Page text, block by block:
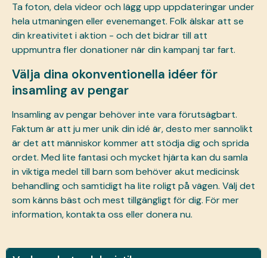
Ta foton, dela videor och lägg upp uppdateringar under
hela utmaningen eller evenemanget. Folk älskar att se
din kreativitet i aktion - och det bidrar till att
uppmuntra fler donationer när din kampanj tar fart.
Välja dina okonventionella idéer för
insamling av pengar
Insamling av pengar behöver inte vara förutsägbart.
Faktum är att ju mer unik din idé är, desto mer sannolikt
är det att människor kommer att stödja dig och sprida
ordet. Med lite fantasi och mycket hjärta kan du samla
in viktiga medel till barn som behöver akut medicinsk
behandling och samtidigt ha lite roligt på vägen. Välj det
som känns bäst och mest tillgängligt för dig. För mer
information, kontakta oss ellerdonera nu.